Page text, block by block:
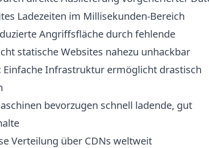
Ladezeiten im Millisekunden-Bereich
Angriffsfläche durch fehlende
statische Websites nahezu unhackbar
Einfache Infrastruktur ermöglicht drastisch
bevorzugen schnell ladende, gut
Verteilung über CDNs weltweit